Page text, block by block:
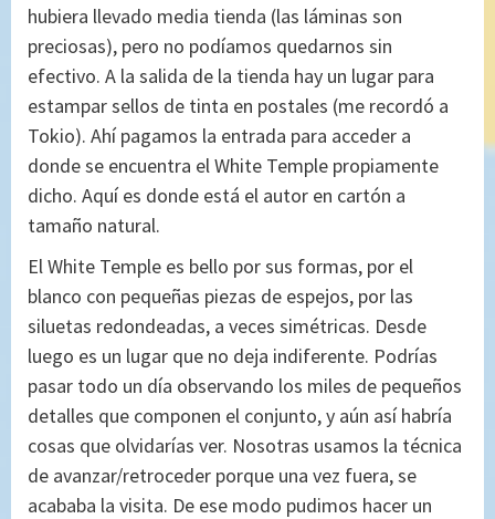
hubiera llevado media tienda (las láminas son
preciosas), pero no podíamos quedarnos sin
efectivo. A la salida de la tienda hay un lugar para
estampar sellos de tinta en postales (me recordó a
Tokio). Ahí pagamos la entrada para acceder a
donde se encuentra el White Temple propiamente
dicho. Aquí es donde está el autor en cartón a
tamaño natural.
El White Temple es bello por sus formas, por el
blanco con pequeñas piezas de espejos, por las
siluetas redondeadas, a veces simétricas. Desde
luego es un lugar que no deja indiferente. Podrías
pasar todo un día observando los miles de pequeños
detalles que componen el conjunto, y aún así habría
cosas que olvidarías ver. Nosotras usamos la técnica
de avanzar/retroceder porque una vez fuera, se
acababa la visita. De ese modo pudimos hacer un